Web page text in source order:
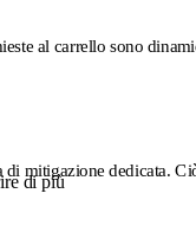
al carrello sono
mitigazione dedicata.
di più